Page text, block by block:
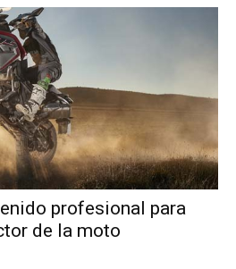
profesional para
de la moto